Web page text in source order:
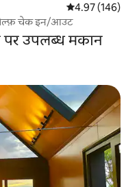
औसत रेटिंग 5 में से
4.97 (146)
चेक इन/आउट
पर उपलब्ध मकान